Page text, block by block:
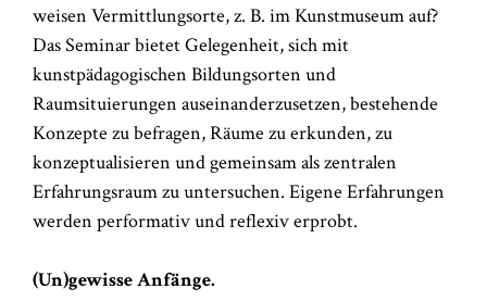
weisen Vermittlungsorte, z. B. im Kunstmuseum auf?
Das Seminar bietet Gelegenheit, sich mit
kunstpädagogischen Bildungsorten und
Raumsituierungen auseinanderzusetzen, bestehende
Konzepte zu befragen, Räume zu erkunden, zu
konzeptualisieren und gemeinsam als zentralen
Erfahrungsraum zu untersuchen. Eigene Erfahrungen
werden performativ und reflexiv erprobt.
(Un)gewisse Anfänge.